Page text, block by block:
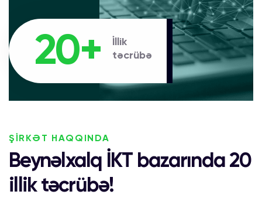
20+
İllik
təcrübə
ŞİRKƏT HAQQINDA
Beynəlxalq İKT bazarında 20
illik təcrübə!